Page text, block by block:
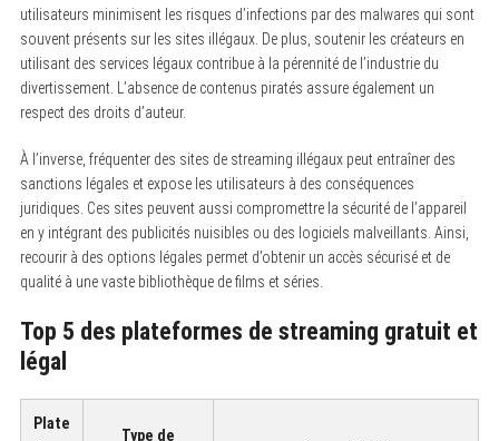
utilisateurs minimisent les risques d’infections par des malwares qui sont
souvent présents sur les sites illégaux. De plus, soutenir les créateurs en
utilisant des services légaux contribue à la pérennité de l’industrie du
divertissement. L’absence de contenus piratés assure également un
respect des droits d’auteur.
À l’inverse, fréquenter des sites de streaming illégaux peut entraîner des
sanctions légales et expose les utilisateurs à des conséquences
juridiques. Ces sites peuvent aussi compromettre la sécurité de l’appareil
en y intégrant des publicités nuisibles ou des logiciels malveillants. Ainsi,
recourir à des options légales permet d’obtenir un accès sécurisé et de
qualité à une vaste bibliothèque de films et séries.
Top 5 des plateformes de streaming gratuit et
légal
Plate
Type de